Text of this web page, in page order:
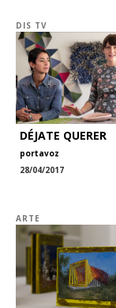
DIS TV
DÉJATE QUERER
portavoz
28/04/2017
ARTE